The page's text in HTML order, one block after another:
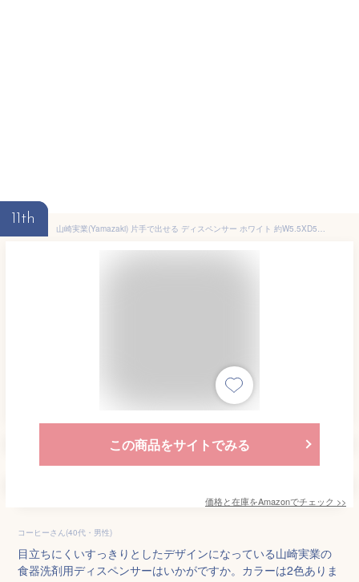
11th
山崎実業(Yamazaki) 片手で出せる ディスペンサー ホワイト 約W5.5XD5.5XH18.5cm タワー 洗剤 化粧水 アルコール対応 お手入れ簡単 5213
この商品をサイトでみる
価格と在庫をAmazonでチェック >>
コーヒーさん(40代・男性)
目立ちにくいすっきりとしたデザインになっている山崎実業の
食器洗剤用ディスペンサーはいかがですか。カラーは2色ありま